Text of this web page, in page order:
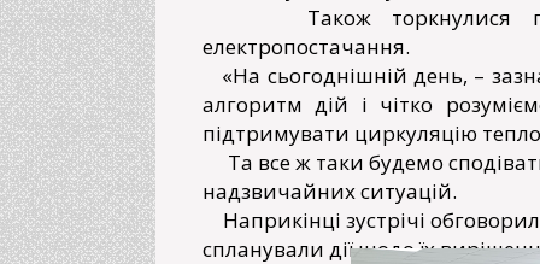
Також торкнулися
електропостачання.
«На сьогоднішній день, –
алгоритм дій і чітко
підтримувати циркуляцію
Та все ж таки будемо
надзвичайних ситуацій.
Наприкінці зустрічі
спланували дії щодо їх